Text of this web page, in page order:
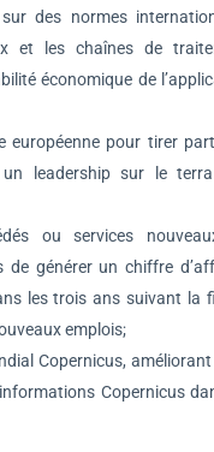
des normes
et les chaînes de
économique de
européenne pour tirer
leadership sur le
ou services
de générer un chiffre
les trois ans suivant la
emplois;
Copernicus,
Copernicus